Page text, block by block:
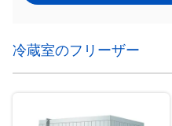
冷蔵室のフリーザー